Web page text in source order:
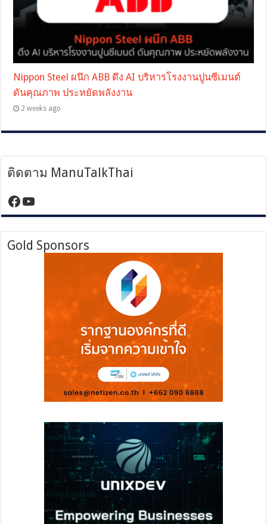
Nippon Steel ผนึก ABB ดึง AI บริหารโรงงานปูนซีเมนต์
ดันคุณภาพ ประหยัดพลังงาน
2 weeks ago
ติดตาม ManuTalkThai
https://www.facebook.com/
YouTube
Gold Sponsors